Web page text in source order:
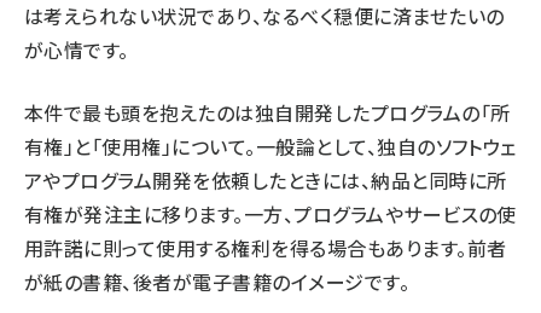
は考えられない状況であり、なるべく穏便に済ませたいの
が心情です。
本件で最も頭を抱えたのは独自開発したプログラムの「所
有権」と「使用権」について。一般論として、独自のソフトウェ
アやプログラム開発を依頼したときには、納品と同時に所
有権が発注主に移ります。一方、プログラムやサービスの使
用許諾に則って使用する権利を得る場合もあります。前者
が紙の書籍、後者が電子書籍のイメージです。